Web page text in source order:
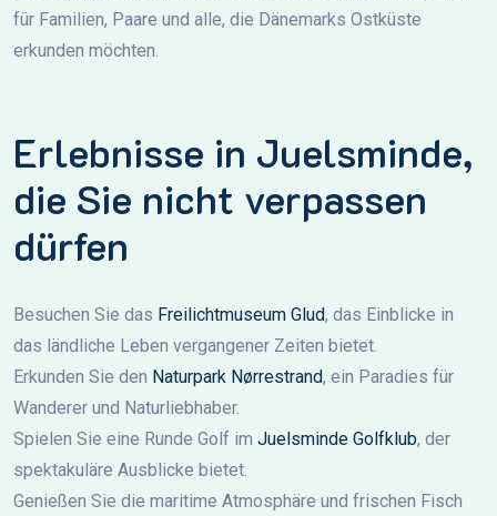
für Familien, Paare und alle, die Dänemarks Ostküste
erkunden möchten.
Erlebnisse in Juelsminde,
die Sie nicht verpassen
dürfen
Besuchen Sie das Freilichtmuseum Glud, das Einblicke in
das ländliche Leben vergangener Zeiten bietet.
Erkunden Sie den Naturpark Nørrestrand, ein Paradies für
Wanderer und Naturliebhaber.
Spielen Sie eine Runde Golf im Juelsminde Golfklub, der
spektakuläre Ausblicke bietet.
Genießen Sie die maritime Atmosphäre und frischen Fisch